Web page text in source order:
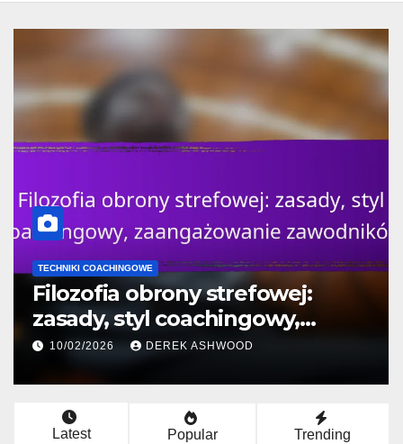
TECHNIKI COACHINGOWE
Filozofia obrony strefowej:
zasady, styl coachingowy,
zaangażowanie zawodników
10/02/2026 DEREK ASHWOOD
Latest Popular Trending